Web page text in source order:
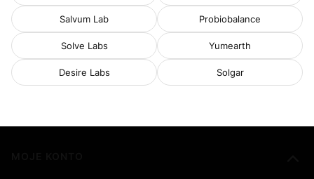
Salvum Lab Probiobalance
Solve Labs Yumearth
Desire Labs Solgar